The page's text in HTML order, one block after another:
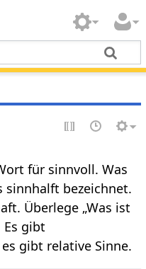
für sinnvoll. Was
sinnhalft bezeichnet.
Überlege „Was ist
Es gibt
gibt relative Sinne.